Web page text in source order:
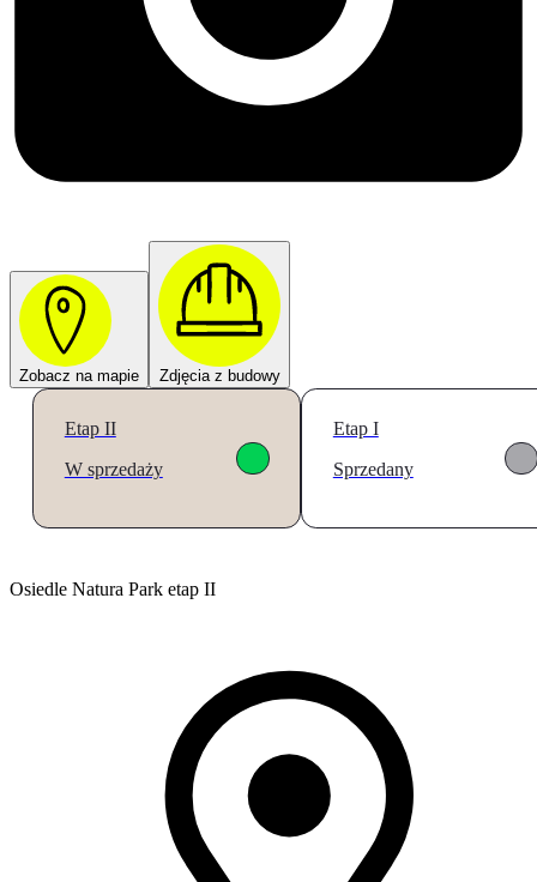
Zobacz na mapie Zdjęcia z budowy
Etap II
W sprzedaży
Etap I
Sprzedany
Osiedle Natura Park etap II